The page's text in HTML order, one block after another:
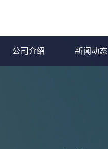
公司介绍 新闻动态